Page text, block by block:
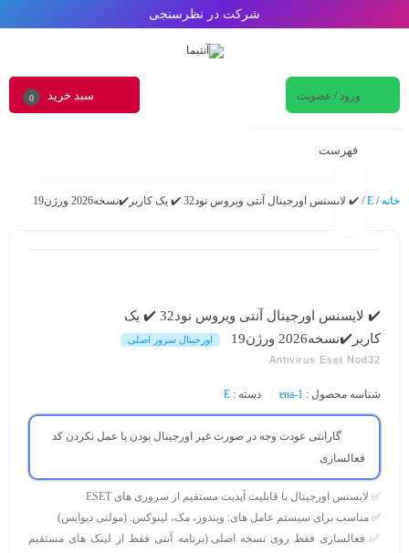
شرکت در نظرسنجی
ورود / عضویت سبد خرید 0
فهرست
خانه/
E/ ✔️ لایسنس اورجینال آنتی ویروس نود32 ✔️ یک کاربر✔️نسخه2026 ورژن19
✔️ لایسنس اورجینال آنتی ویروس نود32 ✔️ یک
کاربر✔️نسخه2026 ورژن19
اورجینال سرور اصلی
Antivirus Eset Nod32
شناسه محصول : ena-1 دسته : E
گارانتی عودت وجه در صورت غیر اورجینال بودن یا عمل نکردن کد
فعالسازی
✅ لایسنس اورجینال با قابلیت آپدیت مستقیم از سروری های ESET
✅ مناسب برای سیستم عامل های: ویندوز، مک، لینوکس. (مولتی دیوایس)
✅ فعالسازی فقط روی نسخه اصلی (برنامه آنتی فقط از لینک های مستقیم